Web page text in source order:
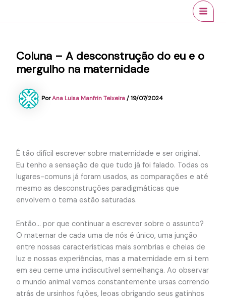
Coluna – A desconstrução do eu e o
mergulho na maternidade
PorAna Luisa Manfrin Teixeira/19/07/2024
É tão difícil escrever sobre maternidade e ser original.
Eu tenho a sensação de que tudo já foi falado. Todas os
lugares-comuns já foram usados, as comparações e até
mesmo as desconstruções paradigmáticas que
envolvem o tema estão saturadas.
Então… por que continuar a escrever sobre o assunto?
O maternar de cada uma de nós é único, uma junção
entre nossas características mais sombrias e cheias de
luz e nossas experiências, mas a maternidade em si tem
em seu cerne uma indiscutível semelhança. Ao observar
o mundo animal vemos constantemente ursas correndo
atrás de ursinhos fujões, leoas obrigando seus gatinhos